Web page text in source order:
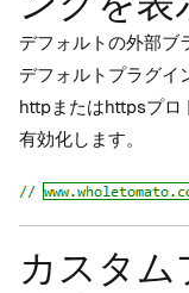
デフォルトの外部ブ
デフォルトプラグイ
httpまたはhttpsプロ
有効化します。
カスタ